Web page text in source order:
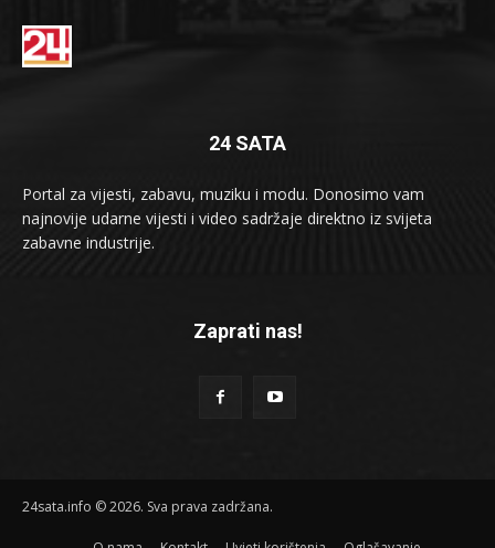
24 SATA
Portal za vijesti, zabavu, muziku i modu. Donosimo vam
najnovije udarne vijesti i video sadržaje direktno iz svijeta
zabavne industrije.
Zaprati nas!
24sata.info © 2026. Sva prava zadržana.